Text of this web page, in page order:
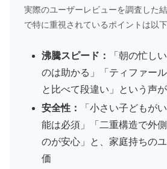
実際のユーザーレビューを調査した
で特に重視されているポイントは以下
沸騰スピード：
「朝の忙し
のは助かる」「ティファー
と比べて段違い」という声
安全性：
「小さい子どもが
能は必須」「二重構造で外
のが安心」と、家庭持ちの
価